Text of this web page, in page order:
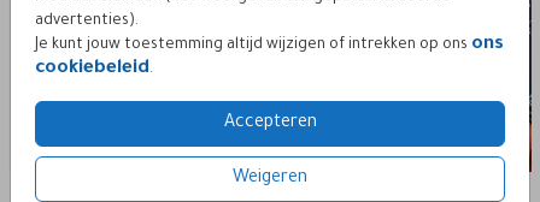
advertenties).
Je kunt jouw toestemming altijd wijzigen of intrekken op ons ons
cookiebeleid.
Accepteren
Weigeren